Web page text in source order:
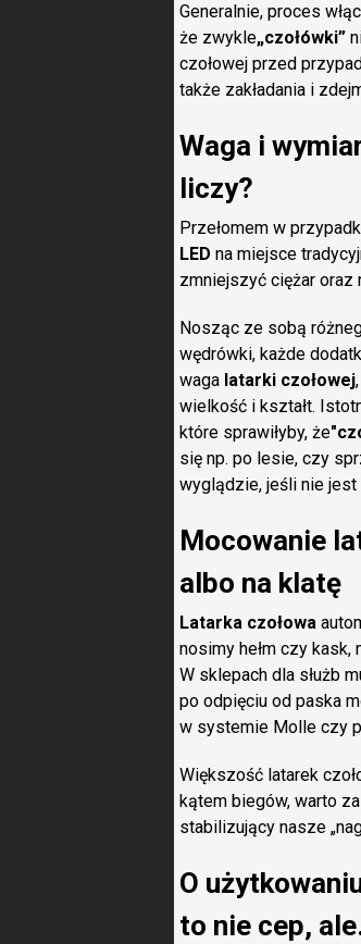
Generalnie, proces
że zwykle„czołówki”
czołowej przed
także zakładania i
Waga i
liczy?
Przełomem w
LED na miejsce
zmniejszyć ciężar oraz
Nosząc ze sobą
wędrówki, każde
waga latarki czołowej
wielkość i kształt.
które sprawiłyby, że
się np. po lesie, czy
wyglądzie, jeśli nie jest
Mocowanie
albo na klatę
Latarka czołowa
nosimy hełm czy kask,
W sklepach dla służb
po odpięciu od paska
w systemie Molle czy
Większość latarek
kątem biegów, warto
stabilizujący nasze
O
to nie cep,